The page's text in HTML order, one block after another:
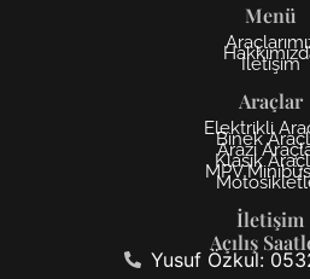
Menü
İletişim
Araçlar
Elektrikli
Binek
Arazi
Klasik
MPV
İletişim
Açılış
Yusuf Özkul: